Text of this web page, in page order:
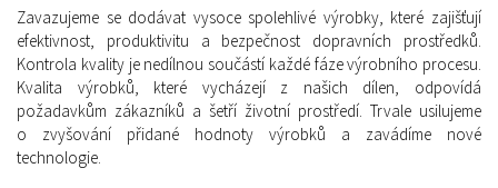
Zavazujeme se dodávat vysoce spolehlivé výrobky, které zajišťují
efektivnost, produktivitu a bezpečnost dopravních prostředků.
Kontrola kvality je nedílnou součástí každé fáze výrobního procesu.
Kvalita výrobků, které vycházejí z našich dílen, odpovídá
požadavkům zákazníků a šetří životní prostředí. Trvale usilujeme
o zvyšování přidané hodnoty výrobků a zavádíme nové
technologie.